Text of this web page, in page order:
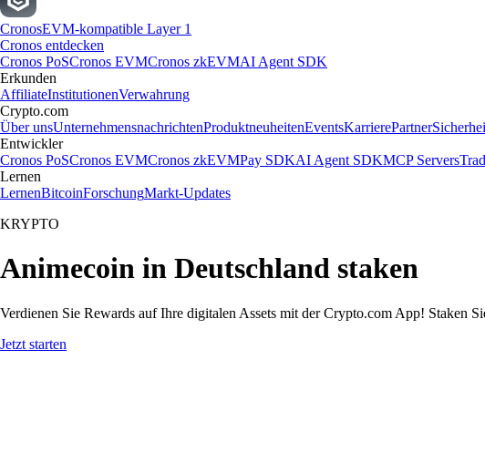
CronosEVM-kompatible Layer 1
Cronos entdecken
Cronos PoSCronos EVMCronos zkEVMAI Agent SDK
Erkunden
AffiliateInstitutionenVerwahrung
Crypto.com
Über unsUnternehmensnachrichtenProduktneuheitenEventsKarrierePartner
Entwickler
Cronos PoSCronos EVMCronos zkEVMPay SDKAI Agent SDKMCP Servers
Lernen
LernenBitcoinForschungMarkt-Updates
KRYPTO
Animecoin in Deutschland staken
Verdienen Sie Rewards auf Ihre digitalen Assets mit der Crypto.com App! Staken
Jetzt starten